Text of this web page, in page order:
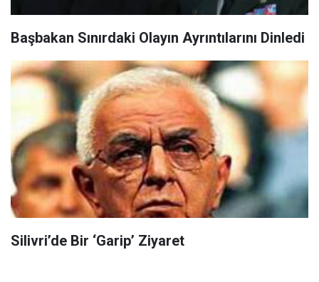
Başbakan Sınırdaki Olayın Ayrıntılarını Dinledi
Silivri’de Bir ‘Garip’ Ziyaret